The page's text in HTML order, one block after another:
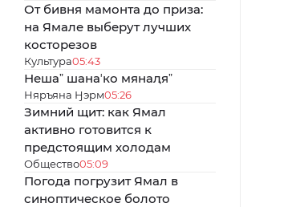
От бивня мамонта до приза:
на Ямале выберут лучших
косторезов
Культура05:43
Нешаˮ шанаʼко мянаԯяˮ
Няръяна Ӈэрм05:26
Зимний щит: как Ямал
активно готовится к
предстоящим холодам
Общество05:09
Погода погрузит Ямал в
синоптическое болото